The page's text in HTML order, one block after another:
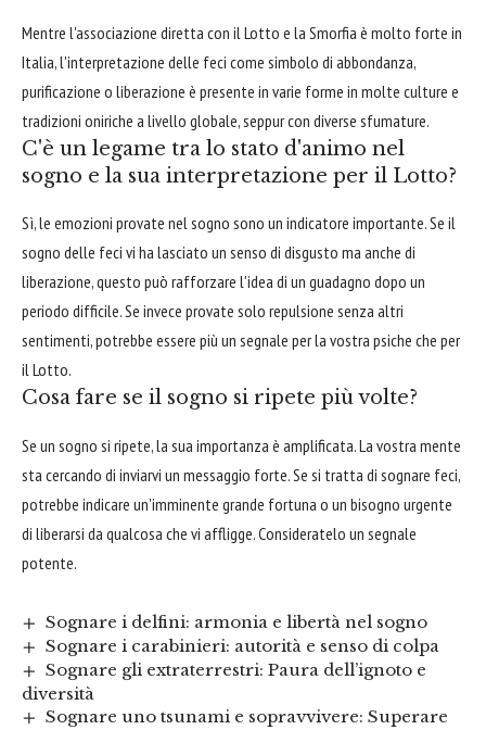
Mentre l'associazione diretta con il Lotto e la Smorfia è molto forte in
Italia, l'interpretazione delle feci come simbolo di abbondanza,
purificazione o liberazione è presente in varie forme in molte culture e
tradizioni oniriche a livello globale, seppur con diverse sfumature.
C'è un legame tra lo stato d'animo nel
sogno e la sua interpretazione per il Lotto?
Sì, le emozioni provate nel sogno sono un indicatore importante. Se il
sogno delle feci vi ha lasciato un senso di disgusto ma anche di
liberazione, questo può rafforzare l'idea di un guadagno dopo un
periodo difficile. Se invece provate solo repulsione senza altri
sentimenti, potrebbe essere più un segnale per la vostra psiche che per
il Lotto.
Cosa fare se il sogno si ripete più volte?
Se un sogno si ripete, la sua importanza è amplificata. La vostra mente
sta cercando di inviarvi un messaggio forte. Se si tratta di sognare feci,
potrebbe indicare un'imminente grande fortuna o un bisogno urgente
di liberarsi da qualcosa che vi affligge. Consideratelo un segnale
potente.
Sognare i delfini: armonia e libertà nel sogno
Sognare i carabinieri: autorità e senso di colpa
Sognare gli extraterrestri: Paura dell’ignoto e
diversità
Sognare uno tsunami e sopravvivere: Superare